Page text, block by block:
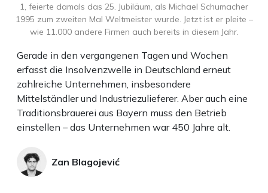
Gerade in den vergangenen Tagen und Wochen
erfasst die Insolvenzwelle in Deutschland erneut
zahlreiche Unternehmen, insbesondere
Mittelständler und Industriezulieferer. Aber auch eine
Traditionsbrauerei aus Bayern muss den Betrieb
einstellen – das Unternehmen war 450 Jahre alt.
Zan Blagojević
1, feierte damals das 25. Jubiläum, als Michael Schumacher
1995 zum zweiten Mal Weltmeister wurde. Jetzt ist er pleite –
wie 11.000 andere Firmen auch bereits in diesem Jahr.